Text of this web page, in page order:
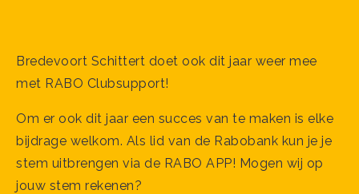
Bredevoort Schittert doet ook dit jaar weer mee
met RABO Clubsupport!
Om er ook dit jaar een succes van te maken is elke
bijdrage welkom. Als lid van de Rabobank kun je je
stem uitbrengen via de RABO APP! Mogen wij op
jouw stem rekenen?